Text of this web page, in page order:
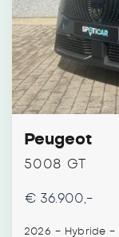
Peugeot
5008 GT
€ 36.900,-
2026 - Hybride -